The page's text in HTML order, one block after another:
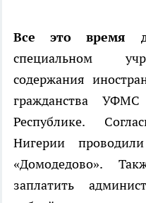
Все это время
специальном
содержания
гражданства
Республике.
Нигерии
«Домодедово».
заплатить